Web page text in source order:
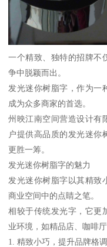
一个精致、独特的招牌不
争中脱颖而出。
发光迷你树脂字，作为一
成为众多商家的首选。
州映江南空间营造设计有
户提供高品质的发光迷你
更胜一筹。
发光迷你树脂字的魅力
发光迷你树脂字以其精致
商业空间中的点睛之笔。
相较于传统发光字，它更
业环境，如精品店、咖啡
1. 精致小巧，提升品牌格调